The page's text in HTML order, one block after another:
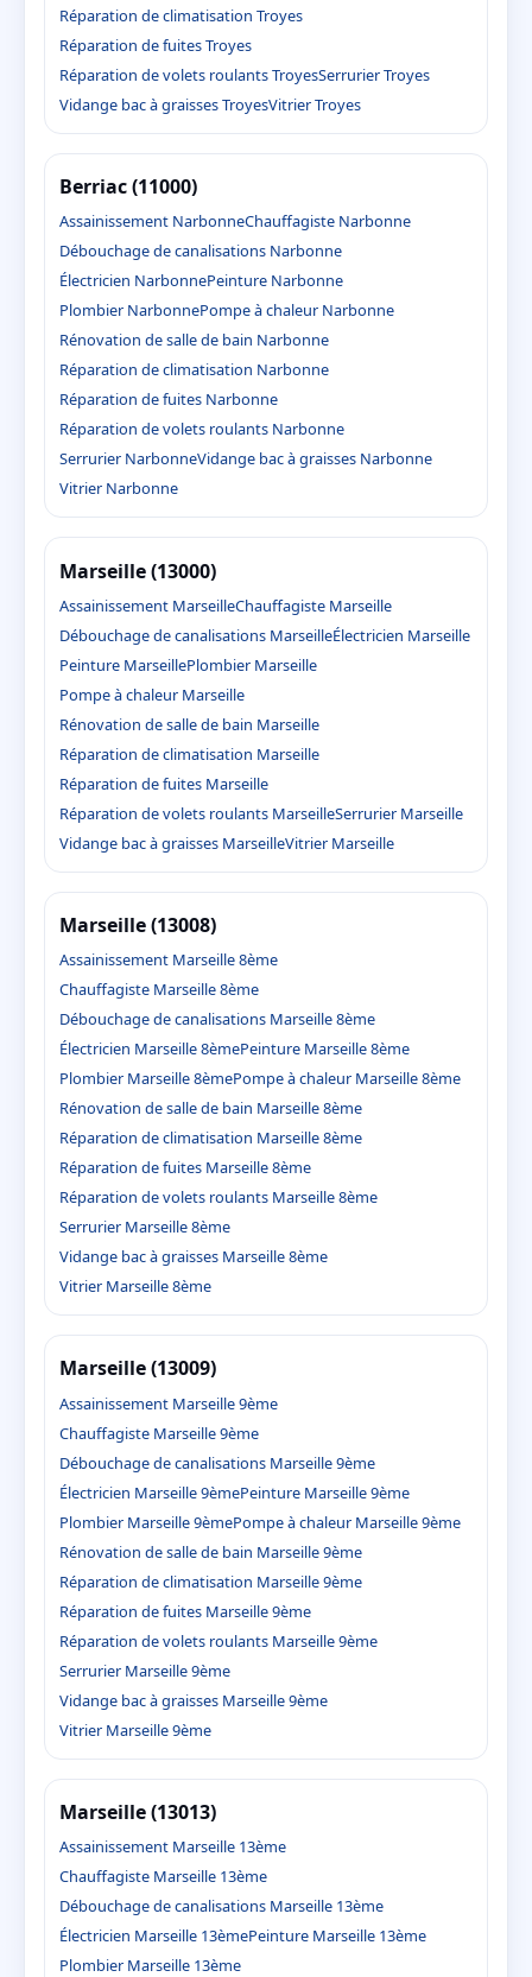
Réparation de climatisation Troyes
Réparation de fuites Troyes
Réparation de volets roulants TroyesSerrurier Troyes
Vidange bac à graisses TroyesVitrier Troyes
Berriac (11000)
Assainissement NarbonneChauffagiste Narbonne
Débouchage de canalisations Narbonne
Électricien NarbonnePeinture Narbonne
Plombier NarbonnePompe à chaleur Narbonne
Rénovation de salle de bain Narbonne
Réparation de climatisation Narbonne
Réparation de fuites Narbonne
Réparation de volets roulants Narbonne
Serrurier NarbonneVidange bac à graisses Narbonne
Vitrier Narbonne
Marseille (13000)
Assainissement MarseilleChauffagiste Marseille
Débouchage de canalisations MarseilleÉlectricien Marseille
Peinture MarseillePlombier Marseille
Pompe à chaleur Marseille
Rénovation de salle de bain Marseille
Réparation de climatisation Marseille
Réparation de fuites Marseille
Réparation de volets roulants MarseilleSerrurier Marseille
Vidange bac à graisses MarseilleVitrier Marseille
Marseille (13008)
Assainissement Marseille 8ème
Chauffagiste Marseille 8ème
Débouchage de canalisations Marseille 8ème
Électricien Marseille 8èmePeinture Marseille 8ème
Plombier Marseille 8èmePompe à chaleur Marseille 8ème
Rénovation de salle de bain Marseille 8ème
Réparation de climatisation Marseille 8ème
Réparation de fuites Marseille 8ème
Réparation de volets roulants Marseille 8ème
Serrurier Marseille 8ème
Vidange bac à graisses Marseille 8ème
Vitrier Marseille 8ème
Marseille (13009)
Assainissement Marseille 9ème
Chauffagiste Marseille 9ème
Débouchage de canalisations Marseille 9ème
Électricien Marseille 9èmePeinture Marseille 9ème
Plombier Marseille 9èmePompe à chaleur Marseille 9ème
Rénovation de salle de bain Marseille 9ème
Réparation de climatisation Marseille 9ème
Réparation de fuites Marseille 9ème
Réparation de volets roulants Marseille 9ème
Serrurier Marseille 9ème
Vidange bac à graisses Marseille 9ème
Vitrier Marseille 9ème
Marseille (13013)
Assainissement Marseille 13ème
Chauffagiste Marseille 13ème
Débouchage de canalisations Marseille 13ème
Électricien Marseille 13èmePeinture Marseille 13ème
Plombier Marseille 13ème